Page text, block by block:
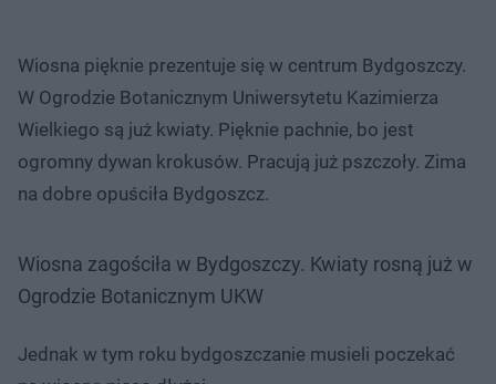
Wiosna pięknie prezentuje się w centrum Bydgoszczy.
W Ogrodzie Botanicznym Uniwersytetu Kazimierza
Wielkiego są już kwiaty. Pięknie pachnie, bo jest
ogromny dywan krokusów. Pracują już pszczoły. Zima
na dobre opuściła Bydgoszcz.
Wiosna zagościła w Bydgoszczy. Kwiaty rosną już w
Ogrodzie Botanicznym UKW
Jednak w tym roku bydgoszczanie musieli poczekać